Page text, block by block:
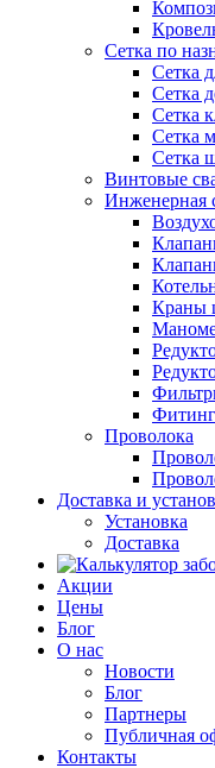
Сетка по
Сетка
Сетка
Сетка
Сетка
Сетка
Винтовые
Инженерная
Краны
Проволока
Доставка и
Установка
Доставка
Акции
Цены
Блог
О нас
Новости
Блог
Партнеры
Публичная
Контакты